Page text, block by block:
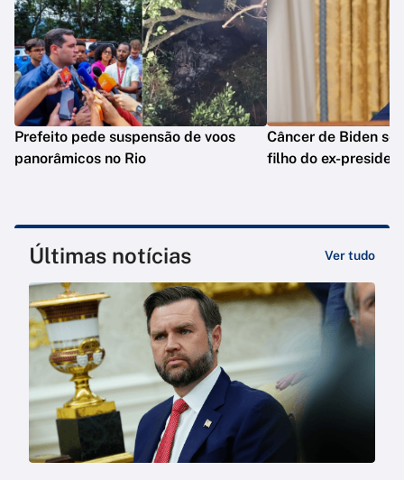
Prefeito pede suspensão de voos
panorâmicos no Rio
Câncer de Biden se
filho do ex-
Últimas notícias Ver tudo